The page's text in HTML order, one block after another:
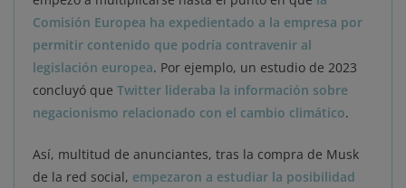
Comisión Europea ha expedientado a la empresa por
permitir contenido que podría contravenir al
legislación europea. Por ejemplo, un estudio de 2023
concluyó que Twitter lideraba la información sobre
negacionismo relacionado con el cambio climático.
Así, multitud de anunciantes, tras la compra de Musk
de la red social, empezaron a estudiar la posibilidad